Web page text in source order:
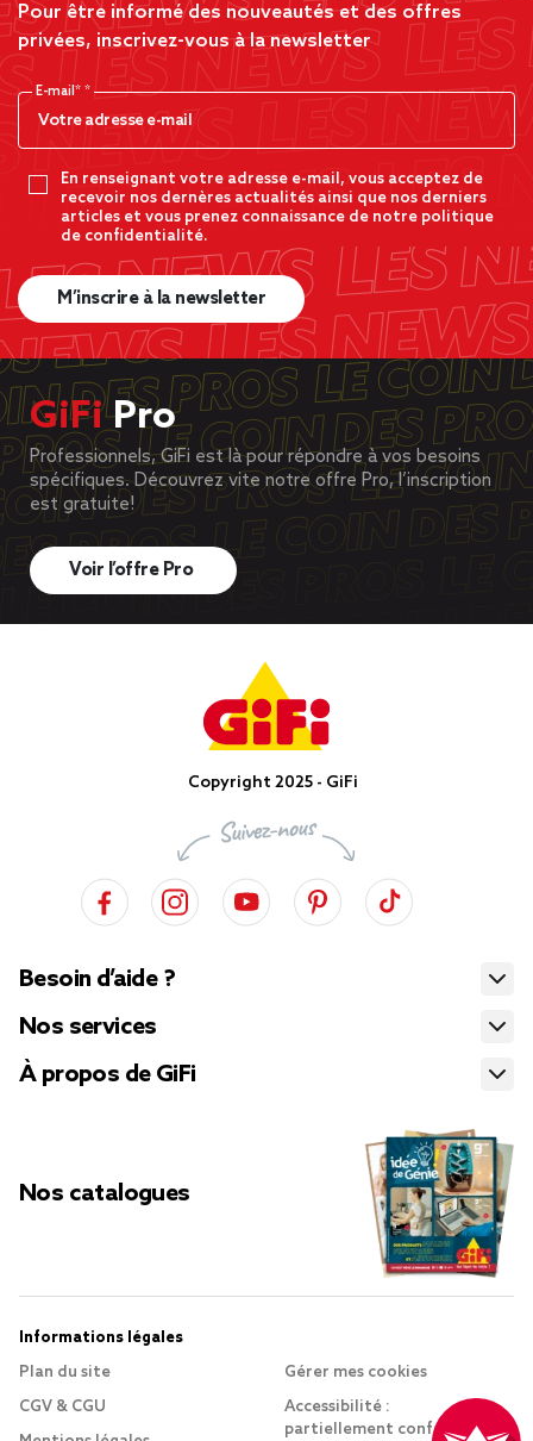
Pour être informé des nouveautés et des offres
privées, inscrivez-vous à la newsletter
E-mail*
En renseignant votre adresse e-mail, vous acceptez de
recevoir nos dernères actualités ainsi que nos derniers
articles et vous prenez connaissance de notre politique
de confidentialité.
M’inscrire à la newsletter
GiFiPro
Professionnels, GiFi est là pour répondre à vos besoins
spécifiques. Découvrez vite notre offre Pro, l’inscription
est gratuite!
Voir l’offre Pro
Copyright 2025 - GiFi
Besoin d’aide ?
Nos services
À propos de GiFi
Nos catalogues
Informations légales
Plan du site
CGV & CGU
Gérer mes cookies
Accessibilité :
partiellement conforme